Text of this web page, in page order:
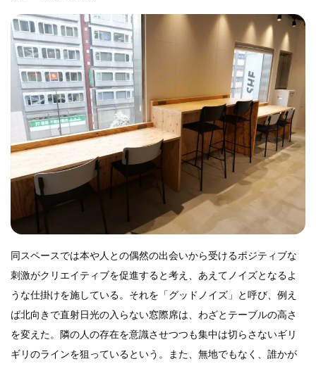
同スペースでは本や人との偶然の出会いから受けるポジティブな
刺激がクリエイティブを促進すると考え、あえてノイズとなるよ
うな仕掛けを施している。それを「グッドノイズ」と呼び、例え
ば北向きで直射日光の入らない窓際席は、わざとテーブルの高さ
を変えた。隣の人の存在を意識させつつも集中は切らさないギリ
ギリのラインを狙っているという。また、無地でもなく、誰かが